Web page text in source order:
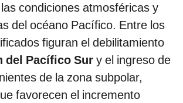
condiciones atmosféricas y
del océano Pacífico. Entre los
figuran el debilitamiento
del Pacífico Sur y el ingreso de
de la zona subpolar,
favorecen el incremento